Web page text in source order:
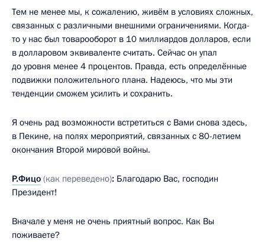
Тем не менее мы, к сожалению, живём в условиях сложных,
связанных с различными внешними ограничениями. Когда-
то у нас был товарооборот в 10 миллиардов долларов, если
в долларовом эквиваленте считать. Сейчас он упал
до уровня менее 4 процентов. Правда, есть определённые
подвижки положительного плана. Надеюсь, что мы эти
тенденции сможем усилить и сохранить.
Я очень рад возможности встретиться с Вами снова здесь,
в Пекине, на полях мероприятий, связанных с 80-летием
окончания Второй мировой войны.
Р.Фицо (как переведено): Благодарю Вас, господин
Президент!
Вначале у меня не очень приятный вопрос. Как Вы
поживаете?